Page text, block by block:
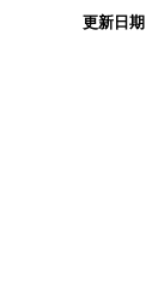
更新日期